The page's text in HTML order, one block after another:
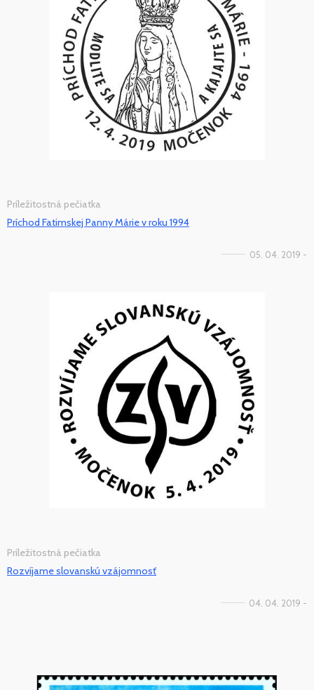
Príležitostná pečiatka
Príchod Fatimskej Panny Márie v roku 1994
05. 04. 2019 -
Príležitostná pečiatka
Rozvíjame slovanskú vzájomnosť
04. 04. 2019 -